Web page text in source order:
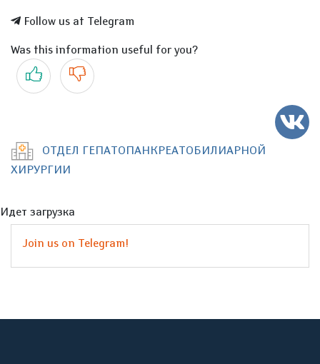
Follow us at Telegram
Was this information useful for you?
Yes No
ОТДЕЛ ГЕПАТОПАНКРЕАТОБИЛИАРНОЙ
ХИРУРГИИ
Идет загрузка
Join us on Telegram!